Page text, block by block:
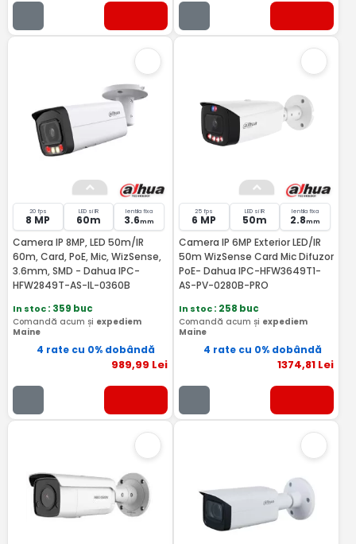
20 fps
8 MP
LED si IR
60m
lentila fixa
3.6mm
Camera IP 8MP, LED 50m/IR
60m, Card, PoE, Mic, WizSense,
3.6mm, SMD - Dahua IPC-
HFW2849T-AS-IL-0360B
In stoc: 359 buc
Comandă acum și expediem
Maine
4 rate cu 0% dobândă
989,99 Lei
25 fps
6 MP
LED si IR
50m
lentila fixa
2.8mm
Camera IP 6MP Exterior LED/IR
50m WizSense Card Mic Difuzor
PoE- Dahua IPC-HFW3649T1-
AS-PV-0280B-PRO
In stoc: 258 buc
Comandă acum și expediem
Maine
4 rate cu 0% dobândă
1374,81 Lei